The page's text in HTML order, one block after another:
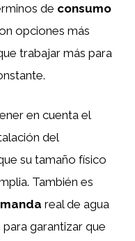
de consumo
opciones más
trabajar más para
en cuenta el
del
su tamaño físico
También es
real de agua
garantizar que